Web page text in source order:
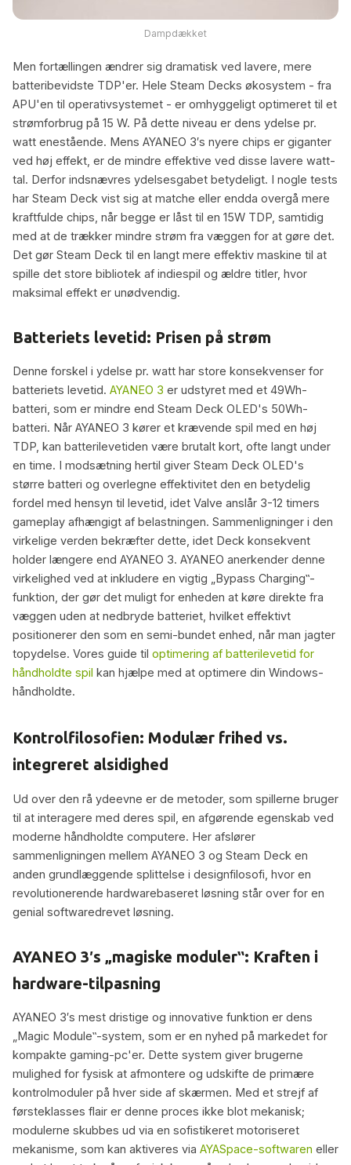
Dampdækket
Men fortællingen ændrer sig dramatisk ved lavere, mere
batteribevidste TDP'er. Hele Steam Decks økosystem - fra
APU'en til operativsystemet - er omhyggeligt optimeret til et
strømforbrug på 15 W. På dette niveau er dens ydelse pr.
watt enestående. Mens AYANEO 3′s nyere chips er giganter
ved høj effekt, er de mindre effektive ved disse lavere watt-
tal. Derfor indsnævres ydelsesgabet betydeligt. I nogle tests
har Steam Deck vist sig at matche eller endda overgå mere
kraftfulde chips, når begge er låst til en 15W TDP, samtidig
med at de trækker mindre strøm fra væggen for at gøre det.
Det gør Steam Deck til en langt mere effektiv maskine til at
spille det store bibliotek af indiespil og ældre titler, hvor
maksimal effekt er unødvendig.
Batteriets levetid: Prisen på strøm
Denne forskel i ydelse pr. watt har store konsekvenser for
batteriets levetid. AYANEO 3 er udstyret med et 49Wh-
batteri, som er mindre end Steam Deck OLED's 50Wh-
batteri. Når AYANEO 3 kører et krævende spil med en høj
TDP, kan batterilevetiden være brutalt kort, ofte langt under
en time. I modsætning hertil giver Steam Deck OLED's
større batteri og overlegne effektivitet den en betydelig
fordel med hensyn til levetid, idet Valve anslår 3-12 timers
gameplay afhængigt af belastningen. Sammenligninger i den
virkelige verden bekræfter dette, idet Deck konsekvent
holder længere end AYANEO 3. AYANEO anerkender denne
virkelighed ved at inkludere en vigtig „Bypass Charging‟-
funktion, der gør det muligt for enheden at køre direkte fra
væggen uden at nedbryde batteriet, hvilket effektivt
positionerer den som en semi-bundet enhed, når man jagter
topydelse. Vores guide til optimering af batterilevetid for
håndholdte spil kan hjælpe med at optimere din Windows-
håndholdte.
Kontrolfilosofien: Modulær frihed vs.
integreret alsidighed
Ud over den rå ydeevne er de metoder, som spillerne bruger
til at interagere med deres spil, en afgørende egenskab ved
moderne håndholdte computere. Her afslører
sammenligningen mellem AYANEO 3 og Steam Deck en
anden grundlæggende splittelse i designfilosofi, hvor en
revolutionerende hardwarebaseret løsning står over for en
genial softwaredrevet løsning.
AYANEO 3′s „magiske moduler‟: Kraften i
hardware-tilpasning
AYANEO 3′s mest dristige og innovative funktion er dens
„Magic Module‟-system, som er en nyhed på markedet for
kompakte gaming-pc'er. Dette system giver brugerne
mulighed for fysisk at afmontere og udskifte de primære
kontrolmoduler på hver side af skærmen. Med et strejf af
førsteklasses flair er denne proces ikke blot mekanisk;
modulerne skubbes ud via en sofistikeret motoriseret
mekanisme, som kan aktiveres via AYASpace-softwaren eller